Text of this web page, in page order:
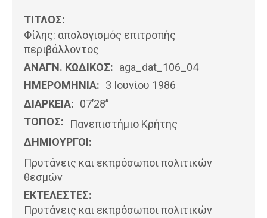
ΤΙΤΛΟΣ:
Φίλης: απολογισμός επιτροπής
περιβάλλοντος
ΑΝΑΓΝ. ΚΩΔΙΚΟΣ: aga_dat_106_04
ΗΜΕΡΟΜΗΝΊΑ: 3 Ιουνίου 1986
ΔΙΑΡΚΕΙΑ: 07’28”
ΤΟΠΟΣ:
Πανεπιστήμιο Κρήτης
ΔΗΜΙΟΥΡΓΟΙ:
Πρυτάνεις και εκπρόσωποι πολιτικών
θεσμών
ΕΚΤΕΛΕΣΤΕΣ:
Πρυτάνεις και εκπρόσωποι πολιτικών